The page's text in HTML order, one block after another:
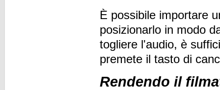
È possibile importare
posizionarlo in modo
togliere l'audio, è
premete il tasto di
Rendendo il